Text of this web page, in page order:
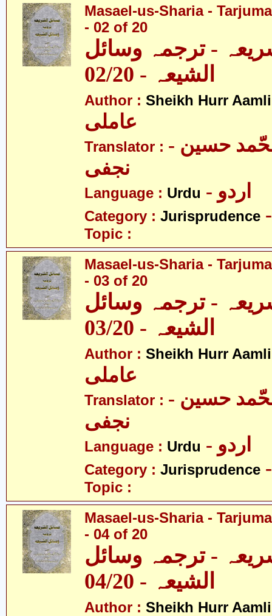
Masael-us-Sharia -
- 02 of 20
- ترجمہ وسائل
الشیعہ - 02/20
Author : Sheikh Hurr Aamli
عاملی
Translator : - آیت اللہ محّمد حسین
نجفی
Language : Urdu - اردو
Category : Jurisprudence
Topic :
Masael-us-Sharia -
- 03 of 20
- ترجمہ وسائل
الشیعہ - 03/20
Author : Sheikh Hurr Aamli
عاملی
Translator : - آیت اللہ محّمد حسین
نجفی
Language : Urdu - اردو
Category : Jurisprudence
Topic :
Masael-us-Sharia -
- 04 of 20
- ترجمہ وسائل
الشیعہ - 04/20
Author : Sheikh Hurr Aamli